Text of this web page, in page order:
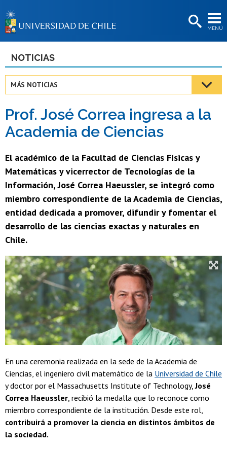
MENÚ
BIBLIOTECAS
Estudiantes
Académicas/os
Funcionarias/os
Egresadas/os
NOTICIAS
MÁS NOTICIAS
Prof. José Correa ingresa a la
Academia de Ciencias
El académico de la Facultad de Ciencias Físicas y
Matemáticas y vicerrector de Tecnologías de la
Información, José Correa Haeussler, se integró como
miembro correspondiente de la Academia de Ciencias,
entidad dedicada a promover, difundir y fomentar el
desarrollo de las ciencias exactas y naturales en
Chile.
En una ceremonia realizada en la sede de la Academia de
Ciencias, el ingeniero civil matemático de la Universidad de Chile
y doctor por el Massachusetts Institute of Technology,José
Correa Haeussler, recibió la medalla que lo reconoce como
miembro correspondiente de la institución. Desde este rol,
contribuirá a promover la ciencia en distintos ámbitos de
la sociedad.